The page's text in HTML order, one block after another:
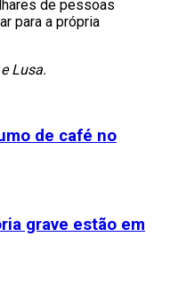
de pessoas
para a própria
Lusa.
de café no
grave estão em